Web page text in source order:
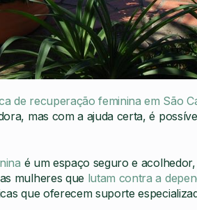
de recuperação feminina em São
mas com a ajuda certa, é
é um espaço seguro e
mulheres que lutam contra a
que oferecem suporte